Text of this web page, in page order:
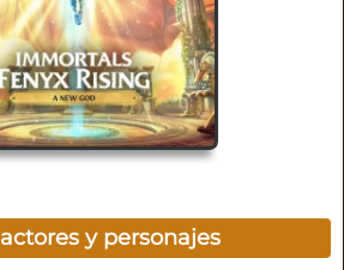
y personajes